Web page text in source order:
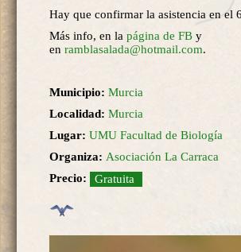
Hay que confirmar la asistencia en el
Más info, en la página de FB y
en ramblasalada@hotmail.com.
Municipio: Murcia
Localidad: Murcia
Lugar: UMU Facultad de Biología
Organiza: Asociación La Carraca
Precio:
Gratuita